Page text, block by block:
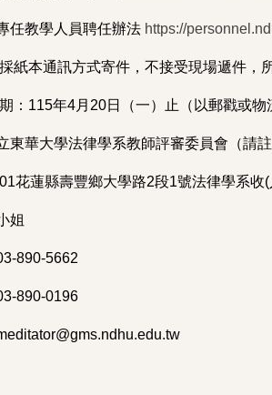
教學人員聘任辦法 https://
紙本通訊方式寄件，不接受現場遞件，
：115年4月20日（一）止（以郵戳或
華大學法律學系教師評審委員會（請註
蓮縣壽豐鄉大學路2段1號法律學系收(
姐
890-5662
890-0196